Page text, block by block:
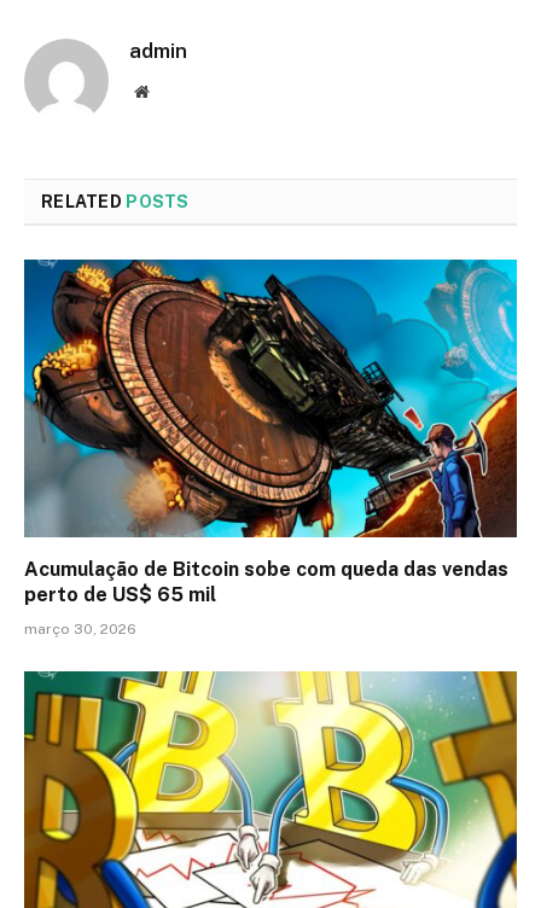
admin
Website
RELATED POSTS
Acumulação de Bitcoin sobe com queda das vendas
perto de US$ 65 mil
março 30, 2026